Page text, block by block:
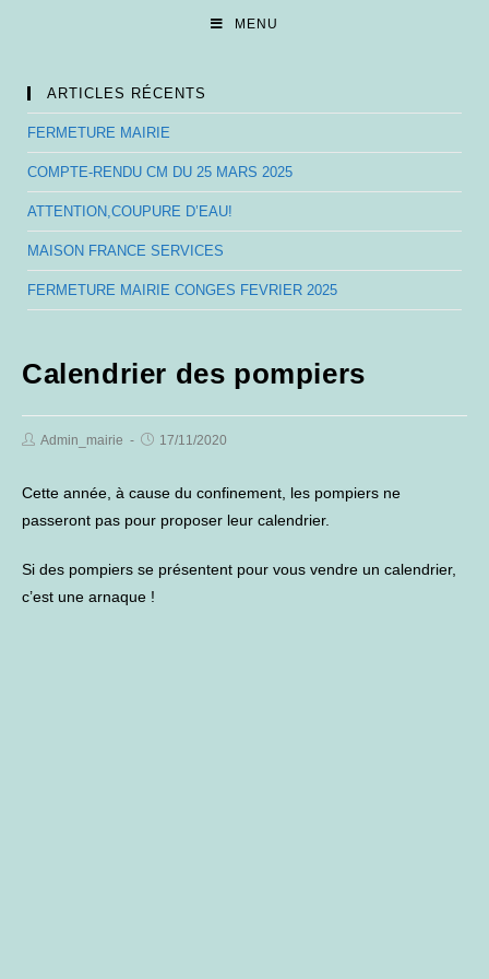
MENU
ARTICLES RÉCENTS
FERMETURE MAIRIE
COMPTE-RENDU CM DU 25 MARS 2025
ATTENTION,COUPURE D’EAU!
MAISON FRANCE SERVICES
FERMETURE MAIRIE CONGES FEVRIER 2025
Calendrier des pompiers
PostAdmin_mairie
Post17/11/2020
Cette année, à cause du confinement, les pompiers ne
passeront pas pour proposer leur calendrier.
Si des pompiers se présentent pour vous vendre un calendrier,
c’est une arnaque !